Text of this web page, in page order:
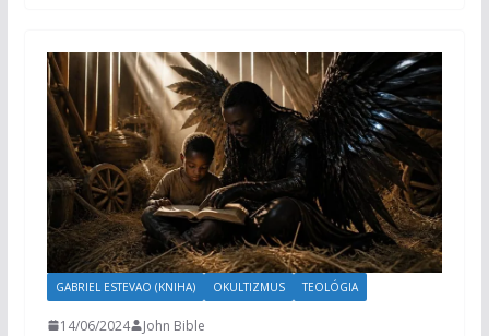
GABRIEL ESTEVAO (KNIHA) OKULTIZMUS TEOLÓGIA
14/06/2024 John Bible